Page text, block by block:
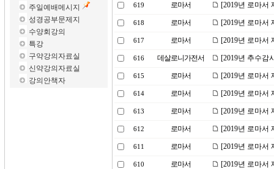
주일예배메시지
성경공부문제지
수양회강의
특강
구약강의자료실
신약강의자료실
강의안책자
619 로마서 [2019년 로마서
618 로마서 [2019년 로마서
617 로마서 [2019년 로마서
616 데살로니가전서 [2019년 추수감
615 로마서 [2019년 로마서
614 로마서 [2019년 로마서
613 로마서 [2019년 로마서
612 로마서 [2019년 로마서
611 로마서 [2019년 로마서
610 로마서 [2019년 로마서